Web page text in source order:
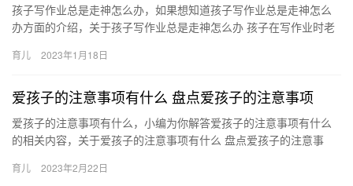
孩子写作业总是走神怎么办，如果想知道孩子写作业总是走神怎么
办方面的介绍，关于孩子写作业总是走神怎么办 孩子在写作业时老
孩…
育儿 2023年1月18日
爱孩子的注意事项有什么 盘点爱孩子的注意事项
爱孩子的注意事项有什么，小编为你解答爱孩子的注意事项有什么
的相关内容，关于爱孩子的注意事项有什么 盘点爱孩子的注意事
…
育儿 2023年2月22日